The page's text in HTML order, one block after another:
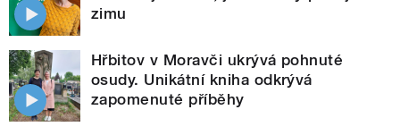
zimu
Hřbitov v Moravči ukrývá pohnuté
osudy. Unikátní kniha odkrývá
zapomenuté příběhy